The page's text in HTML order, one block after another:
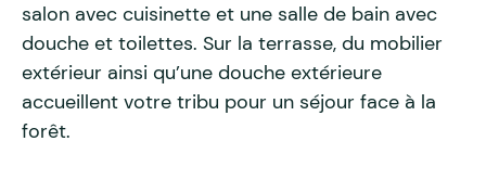
salon avec cuisinette et une salle de bain avec
douche et toilettes. Sur la terrasse, du mobilier
extérieur ainsi qu’une douche extérieure
accueillent votre tribu pour un séjour face à la
forêt.